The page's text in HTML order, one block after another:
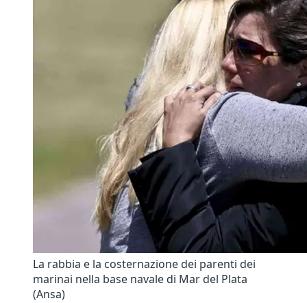
La rabbia e la costernazione dei parenti dei
marinai nella base navale di Mar del Plata
(Ansa)